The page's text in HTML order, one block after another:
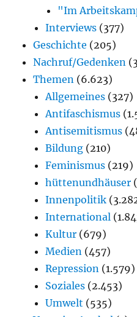
"Im
Interviews (377)
Geschichte (205)
Nachruf/Gedenken
Themen (6.623)
Allgemeines (327)
Antifaschismus
Antisemitismus
Bildung (210)
Feminismus (219)
hüttenundhäuser
Innenpolitik
International
Kultur (679)
Medien (457)
Repression (1.579)
Soziales (2.453)
Umwelt (535)